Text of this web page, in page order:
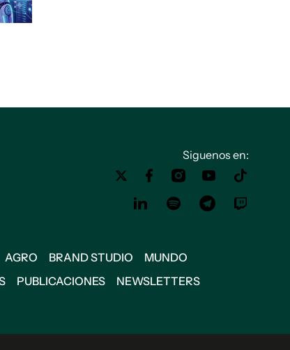
Siguenos en:
AGRO BRAND STUDIO
MUNDO
PUBLICACIONES
NEWSLETTERS